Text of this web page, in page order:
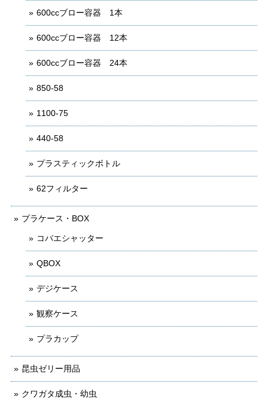
600ccブロー容器 1本
600ccブロー容器 12本
600ccブロー容器 24本
850-58
1100-75
440-58
プラスティックボトル
62フィルター
プラケース・BOX
コバエシャッター
QBOX
デジケース
観察ケース
プラカップ
昆虫ゼリー用品
クワガタ成虫・幼虫